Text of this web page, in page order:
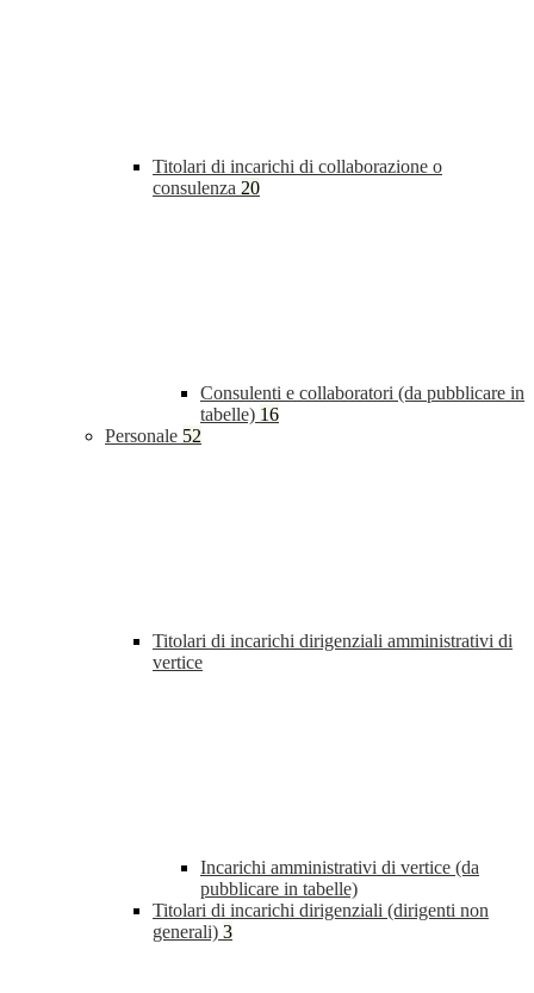
Titolari di incarichi di collaborazione o
consulenza 20
Consulenti e collaboratori (da pubblicare in
tabelle) 16
Personale 52
Titolari di incarichi dirigenziali amministrativi di
vertice
Incarichi amministrativi di vertice (da
pubblicare in tabelle)
Titolari di incarichi dirigenziali (dirigenti non
generali) 3